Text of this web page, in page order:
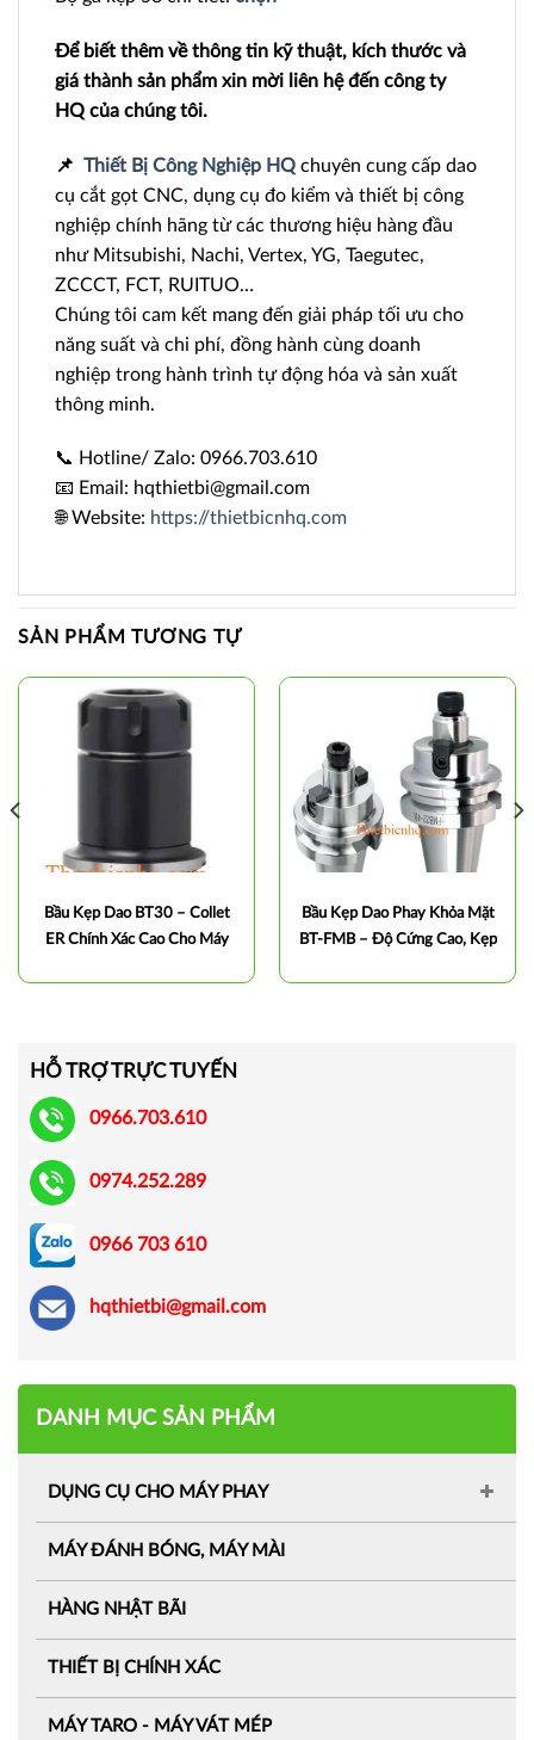
Để biết thêm về thông tin kỹ thuật, kích thước và
giá thành sản phẩm xin mời liên hệ đến công ty
HQ của chúng tôi.
📌 Thiết Bị Công Nghiệp HQ chuyên cung cấp dao
cụ cắt gọt CNC, dụng cụ đo kiểm và thiết bị công
nghiệp chính hãng từ các thương hiệu hàng đầu
như Mitsubishi, Nachi, Vertex, YG, Taegutec,
ZCCCT, FCT, RUITUO…
Chúng tôi cam kết mang đến giải pháp tối ưu cho
năng suất và chi phí, đồng hành cùng doanh
nghiệp trong hành trình tự động hóa và sản xuất
thông minh.
📞 Hotline/ Zalo: 0966.703.610
📧 Email: hqthietbi@gmail.com
🌐 Website: https://thietbicnhq.com
SẢN PHẨM TƯƠNG TỰ
Bầu Kẹp Dao BT30 – Collet
ER Chính Xác Cao Cho Máy
Bầu Kẹp Dao Phay Khỏa Mặt
BT-FMB – Độ Cứng Cao, Kẹp
HỖ TRỢ TRỰC TUYẾN
0966.703.610
0974.252.289
0966 703 610
hqthietbi@gmail.com
DANH MỤC SẢN PHẨM
DỤNG CỤ CHO MÁY PHAY
MÁY ĐÁNH BÓNG, MÁY MÀI
HÀNG NHẬT BÃI
THIẾT BỊ CHÍNH XÁC
MÁY TARO - MÁY VÁT MÉP